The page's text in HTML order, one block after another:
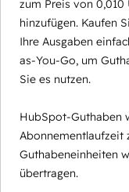
zum Preis von 0,010
hinzufügen. Kaufen
Ihre Ausgaben
as-You-Go, um
Sie es nutzen.
HubSpot-Guthaben
Abonnementlaufzeit
Guthabeneinheiten
übertragen.